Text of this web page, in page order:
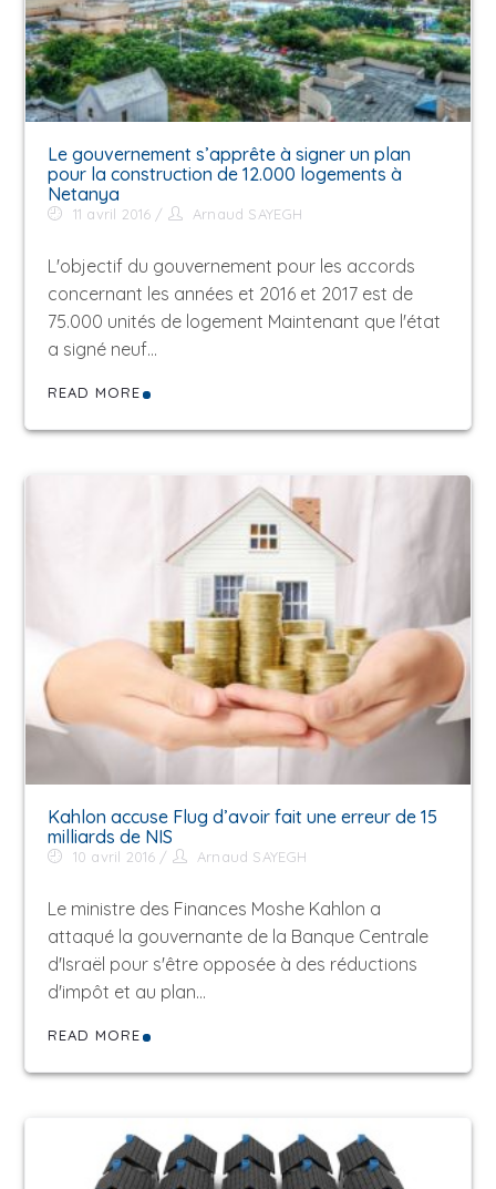
Le gouvernement s’apprête à signer un plan
pour la construction de 12.000 logements à
Netanya
11 avril 2016 Arnaud SAYEGH
L'objectif du gouvernement pour les accords
concernant les années et 2016 et 2017 est de
75.000 unités de logement Maintenant que l'état
a signé neuf…
READ MORE
Kahlon accuse Flug d’avoir fait une erreur de 15
milliards de NIS
10 avril 2016 Arnaud SAYEGH
Le ministre des Finances Moshe Kahlon a
attaqué la gouvernante de la Banque Centrale
d'Israël pour s'être opposée à des réductions
d'impôt et au plan…
READ MORE